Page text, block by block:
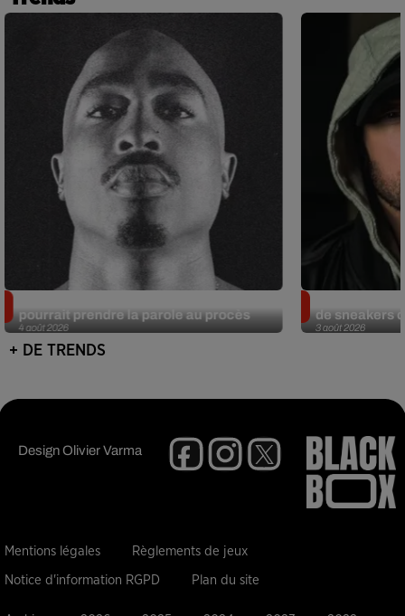
4 août 2026
pourrait prendre la parole au procès
3 août 2026
de sneakers
+ DE TRENDS
DesignOlivier Varma
Mentions légales Règlements de jeux
Notice d'information RGPD Plan du site